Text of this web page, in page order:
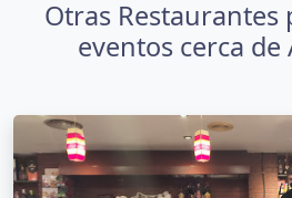
Otras Restaurantes
eventos cerca de